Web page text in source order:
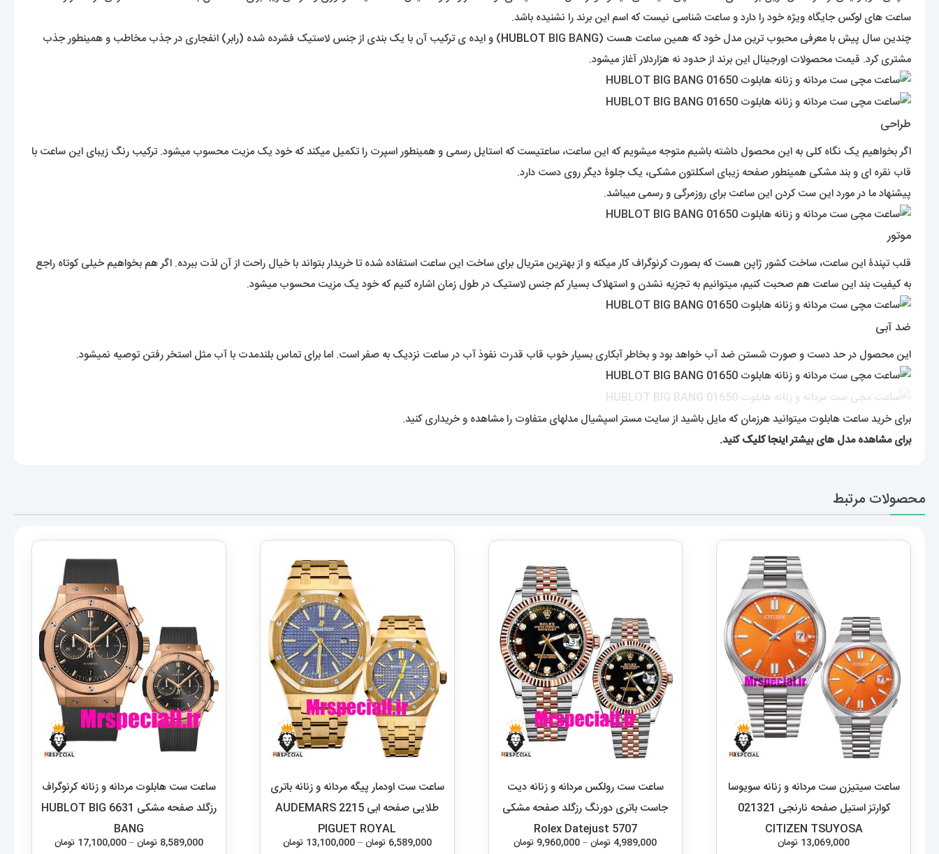
ساعت های لوکس جایگاه ویژه خود را دارد و ساعت شناسی نیست که اسم این برند را نشنیده باشد.
چندین سال پیش با معرفی محبوب ترین مدل خود که همین ساعت هست (
HUBLOTBIG BANG) و ایده ی ترکیب آن با یک بندی از جنس لاستیک فشرده شده (رابر) انفجاری در جذب مخاطب و همینطور جذب
مشتری کرد. قیمت محصولات اورجینال این برند از حدود نه هزاردلار آغاز میشود.
طراحی
اگر بخواهیم یک نگاه کلی به این محصول داشته باشیم متوجه میشویم که این ساعت، ساعتیست که استایل رسمی و همینطور اسپرت را تکمیل میکند که خود یک مزیت محسوب میشود. ترکیب رنگ زیبای این ساعت با
قاب نقره ای و بند مشکی همینطور صفحه زیبای اسکلتون مشکی، یک جلوۀ دیگر روی دست دارد.
پیشنهاد ما در مورد این ست کردن این ساعت برای روزمرگی و رسمی میباشد.
موتور
قلب تپندۀ این ساعت، ساخت کشور ژاپن هست که بصورت کرنوگراف کار میکنه و از بهترین متریال برای ساخت این ساعت استفاده شده تا خریدار بتواند با خیال راحت از آن لذت ببرده. اگر هم بخواهیم خیلی کوتاه راجع
به کیفیت بند این ساعت هم صحبت کنیم، میتوانیم به تجزیه نشدن و استهلاک بسیار کم جنس لاستیک در طول زمان اشاره کنیم که خود یک مزیت محسوب میشود.
ضد آبی
این محصول در حد دست و صورت شستن ضد آب خواهد بود و بخاطر آبکاری بسیار خوب قاب قدرت نفوذ آب در ساعت نزدیک به صفر است. اما برای تماس بلندمدت با آب مثل استخر رفتن توصیه نمیشود.
برای خرید ساعت هابلوت میتوانید هرزمان که مایل باشید از سایت مستر اسپشیال مدلهای متفاوت را مشاهده و خریداری کنید.
برای مشاهده مدل های بیشتراینجا کلیککنید.
محصولات مرتبط
ساعت سیتیزن ست مردانه و زنانه سویوسا
کوارتز استیل صفحه نارنجی 021321
CITIZEN TSUYOSA
13,069,000 تومان
ساعت ست رولکس مردانه و زنانه دیت
جاست باتری دورنگ رزگلد صفحه مشکی
5707 Rolex Datejust
4,989,000 تومان –
9,960,000 تومانمحدوده
ساعت ست اودمار پیگه مردانه و زنانه باتری
طلایی صفحه ابی 2215 AUDEMARS
PIGUET ROYAL
6,589,000 تومان –
13,100,000 تومانمحدوده
ساعت ست هابلوت مردانه و زنانه کرنوگراف
رزگلد صفحه مشکی 6631 HUBLOT BIG
BANG
8,589,000 تومان–
17,100,000 تومانمحدوده